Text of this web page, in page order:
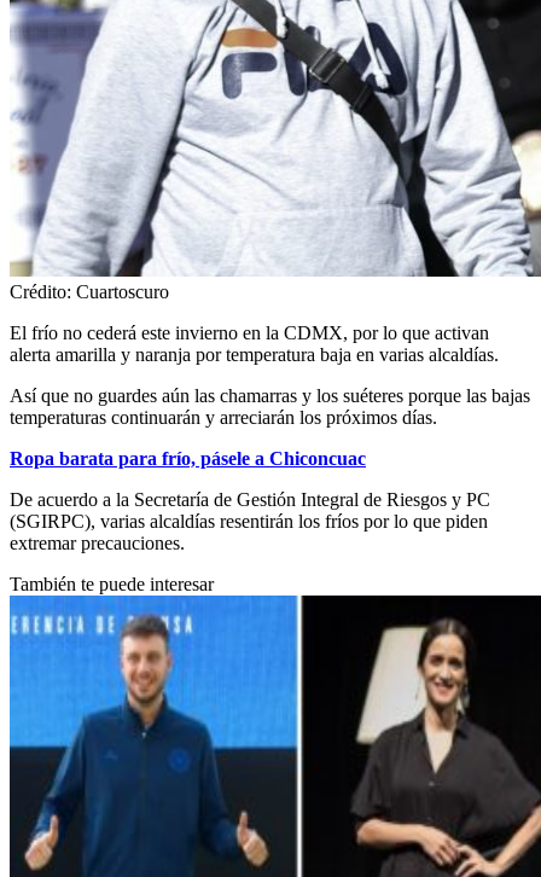
Crédito: Cuartoscuro
El frío no cederá este invierno en la CDMX, por lo que activan
alerta amarilla y naranja por temperatura baja en varias alcaldías.
Así que no guardes aún las chamarras y los suéteres porque las bajas
temperaturas continuarán y arreciarán los próximos días.
Ropa barata para frío, pásele a Chiconcuac
De acuerdo a la Secretaría de Gestión Integral de Riesgos y PC
(SGIRPC), varias alcaldías resentirán los fríos por lo que piden
extremar precauciones.
También te puede interesar